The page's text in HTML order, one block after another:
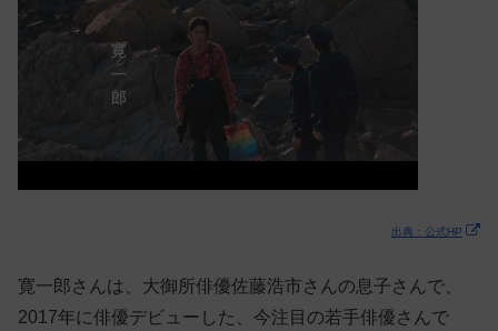
出典：公式HP
寛一郎さんは、大御所俳優佐藤浩市さんの息子さんで、
2017年に俳優デビューした、今注目の若手俳優さんで